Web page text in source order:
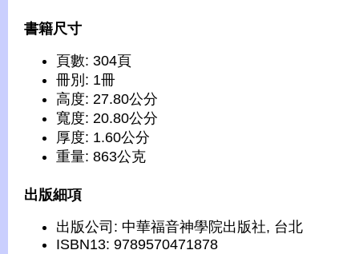
書籍尺寸
頁數: 304頁
冊別: 1冊
高度: 27.80公分
寬度: 20.80公分
厚度: 1.60公分
重量: 863公克
出版細項
出版公司: 中華福音神學院出版社, 台北
ISBN13: 9789570471878